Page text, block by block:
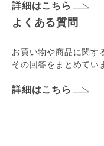
詳細はこちら
よくある質問
お買い物や商品に関す
その回答をまとめてい
詳細はこちら